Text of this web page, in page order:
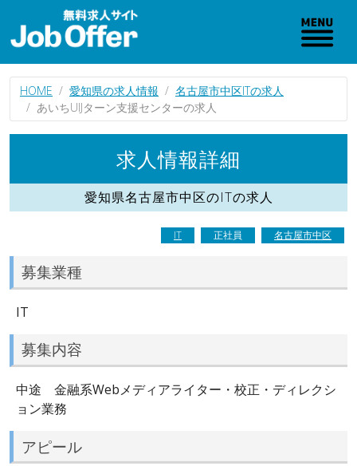
HOME 愛知県の求人情報
名古屋市中区ITの求人
あいちUIJターン支援センターの求人
求人情報詳細
愛知県名古屋市中区のITの求人
IT 正社員 名古屋市中区
募集業種
IT
募集内容
中途 金融系Webメディアライター・校正・ディレクシ
ョン業務
アピール